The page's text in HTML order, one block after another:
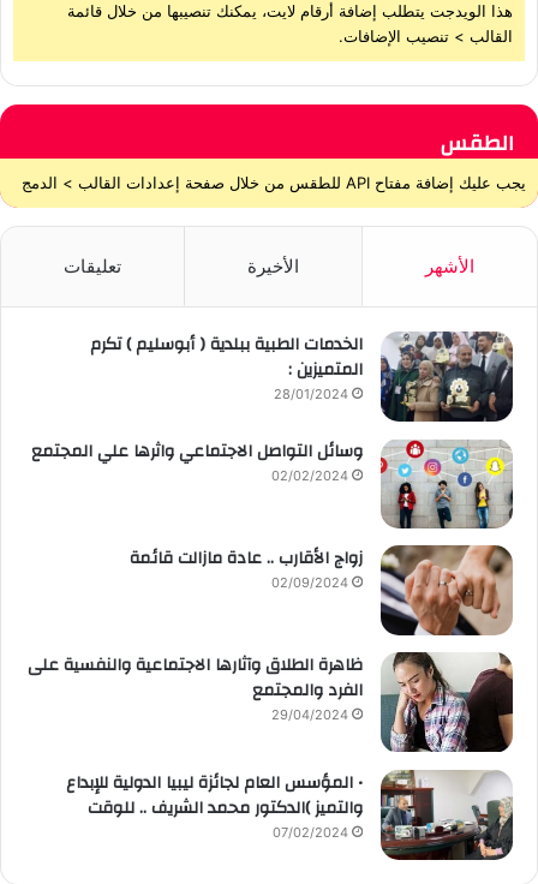
هذا الويدجت يتطلب إضافة أرقام لايت، يمكنك تنصيبها من خلال قائمة
القالب > تنصيب الإضافات.
الطقس
يجب عليك إضافة مفتاح API للطقس من خلال صفحة إعدادات القالب > الدمج
الأشهر الأخيرة تعليقات
الخدمات الطبية ببلدية ( أبوسليم ) تكرم
المتميزين :
28/01/2024
وسائل التواصل الاجتماعي واثرها علي المجتمع
02/02/2024
زواج الأقارب .. عادة مازالت قائمة
02/09/2024
ظاهرة الطلاق وآثارها الاجتماعية والنفسية على
الفرد والمجتمع
29/04/2024
• المؤسس العام لجائزة ليبيا الدولية للإبداع
والتميز )الدكتور محمد الشريف .. للوقت
07/02/2024